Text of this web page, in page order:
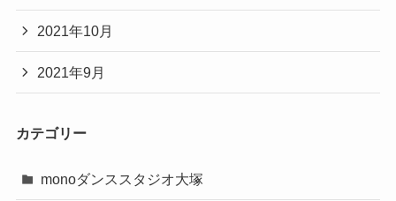
2021年10月
2021年9月
カテゴリー
monoダンススタジオ大塚